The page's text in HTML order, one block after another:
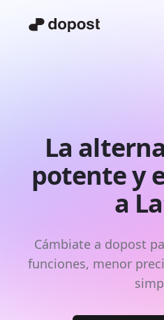
La
potente y
a
Cámbiate a dopost
funciones, menor